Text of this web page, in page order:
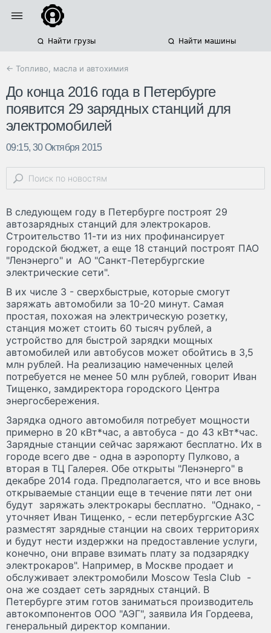
Найти грузы Найти машины
← Топливо, масла и автохимия
До конца 2016 года в Петербурге
появится 29 зарядных станций для
электромобилей
09:15, 30 Октября 2015
В следующем году в Петербурге построят 29
автозарядных станций для электрокаров.
Строительство 11-ти из них профинансирует
городской бюджет, а еще 18 станций построят ПАО
"Ленэнерго" и АО "Санкт-Петербургские
электрические сети".
В их числе 3 - сверхбыстрые, которые смогут
заряжать автомобили за 10-20 минут. Самая
простая, похожая на электрическую розетку,
станция может стоить 60 тысяч рублей, а
устройство для быстрой зарядки мощных
автомобилей или автобусов может обойтись в 3,5
млн рублей. На реализацию намеченных целей
потребуется не менее 50 млн рублей, говорит Иван
Тищенко, замдиректора городского Центра
энергосбережения.
Зарядка одного автомобиля потребует мощности
примерно в 20 кВт*час, а автобуса - до 43 кВт*час.
Зарядные станции сейчас заряжают бесплатно. Их в
городе всего две - одна в аэропорту Пулково, а
вторая в ТЦ Галерея. Обе открыты "Ленэнерго" в
декабре 2014 года. Предполагается, что и все вновь
открываемые станции еще в течение пяти лет они
будут заряжать электрокары бесплатно. "Однако, -
уточняет Иван Тищенко, - если петербургские АЗС
разместят зарядные станции на своих территориях
и будут нести издержки на предоставление услуги,
конечно, они вправе взимать плату за подзарядку
электрокаров". Например, в Москве продает и
обслуживает электромобили Moscow Tesla Club -
она же создает сеть зарядных станций. В
Петербурге этим готов заниматься производитель
автокомпонентов ООО "АЭГ", заявила Ия Гордеева,
генеральный директор компании.